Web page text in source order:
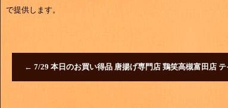
で提供します。
← 7/29 本日のお買い得品 唐揚げ専門店 鶏笑高槻富田店